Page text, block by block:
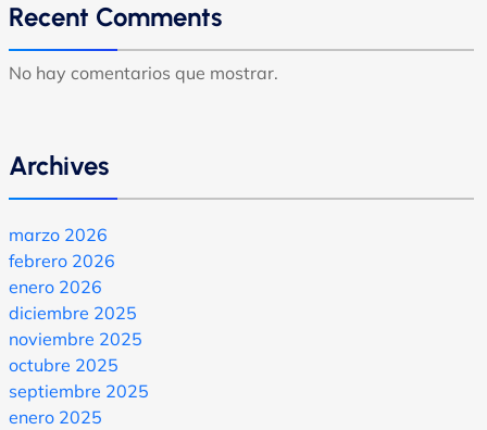
Recent Comments
No hay comentarios que mostrar.
Archives
marzo 2026
febrero 2026
enero 2026
diciembre 2025
noviembre 2025
octubre 2025
septiembre 2025
enero 2025